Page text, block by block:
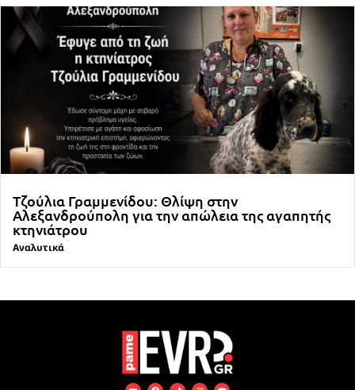
Τζούλια Γραμμενίδου: Θλίψη στην
Αλεξανδρούπολη για την απώλεια της αγαπητής
κτηνιάτρου
Αναλυτικά